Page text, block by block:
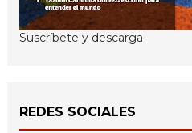
Suscríbete y descarga
REDES SOCIALES